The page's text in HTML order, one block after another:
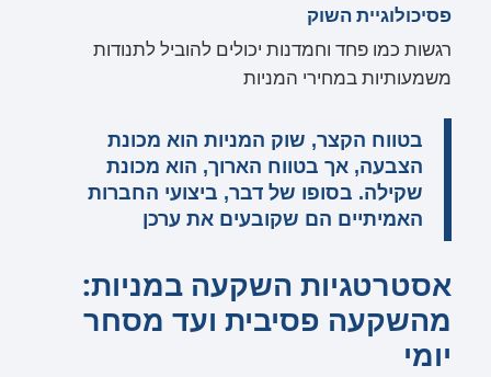
פסיכולוגיית השוק
רגשות כמו פחד וחמדנות יכולים להוביל לתנודות
משמעותיות במחירי המניות
בטווח הקצר, שוק המניות הוא מכונת
הצבעה, אך בטווח הארוך, הוא מכונת
שקילה. בסופו של דבר, ביצועי החברות
האמיתיים הם שקובעים את ערכן
אסטרטגיות השקעה במניות:
מהשקעה פסיבית ועד מסחר
יומי